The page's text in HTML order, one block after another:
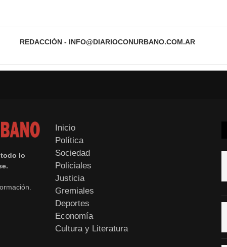
REDACCIÓN - INFO@DIARIOCONURBANO.COM.AR
lo
Inicio
Política
Sociedad
Policiales
Justicia
Gremiales
Deportes
Economía
Cultura y Literatura